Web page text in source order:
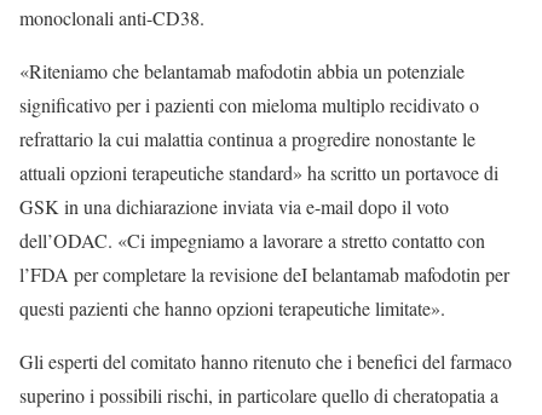
monoclonali anti-CD38.
«Riteniamo che belantamab mafodotin abbia un potenziale
significativo per i pazienti con mieloma multiplo recidivato o
refrattario la cui malattia continua a progredire nonostante le
attuali opzioni terapeutiche standard» ha scritto un portavoce di
GSK in una dichiarazione inviata via e-mail dopo il voto
dell’ODAC. «Ci impegniamo a lavorare a stretto contatto con
l’FDA per completare la revisione deI belantamab mafodotin per
questi pazienti che hanno opzioni terapeutiche limitate».
Gli esperti del comitato hanno ritenuto che i benefici del farmaco
superino i possibili rischi, in particolare quello di cheratopatia a